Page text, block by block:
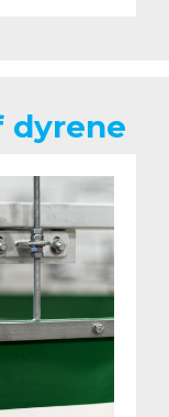
dyrene